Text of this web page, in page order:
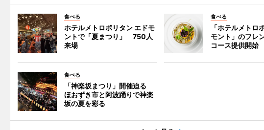
食べる
ホテルメトロポリタン エドモ
ントで「夏まつり」 750人
来場
食べる
「ホテルメトロ
モント」のフレ
コース提供開始
食べる
「神楽坂まつり」開催迫る
ほおずき市と阿波踊りで神楽
坂の夏を彩る